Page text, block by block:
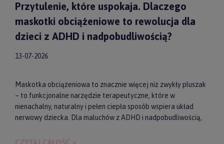
Przytulenie, które uspokaja. Dlaczego
maskotki obciążeniowe to rewolucja dla
dzieci z ADHD i nadpobudliwością?
13-07-2026
Maskotka obciążeniowa to znacznie więcej niż zwykły pluszak
– to funkcjonalne narzędzie terapeutyczne, które w
nienachalny, naturalny i pełen ciepła sposób wspiera układ
nerwowy dziecka. Dla maluchów z ADHD i nadpobudliwością,
dociążony przyjaciel może stać się kluczem do upragnionego